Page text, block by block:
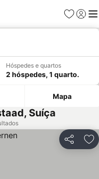
Favoritos
Iniciar
Hóspedes e quartos
2 hóspedes, 1 quarto.
Mapa
Suíça
Partilhar